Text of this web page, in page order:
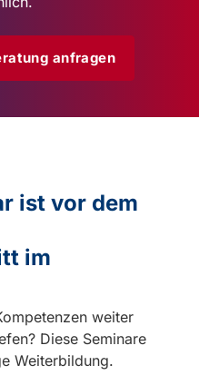
anfragen
ist vor dem
im
weiter
Diese Seminare
Weiterbildung.